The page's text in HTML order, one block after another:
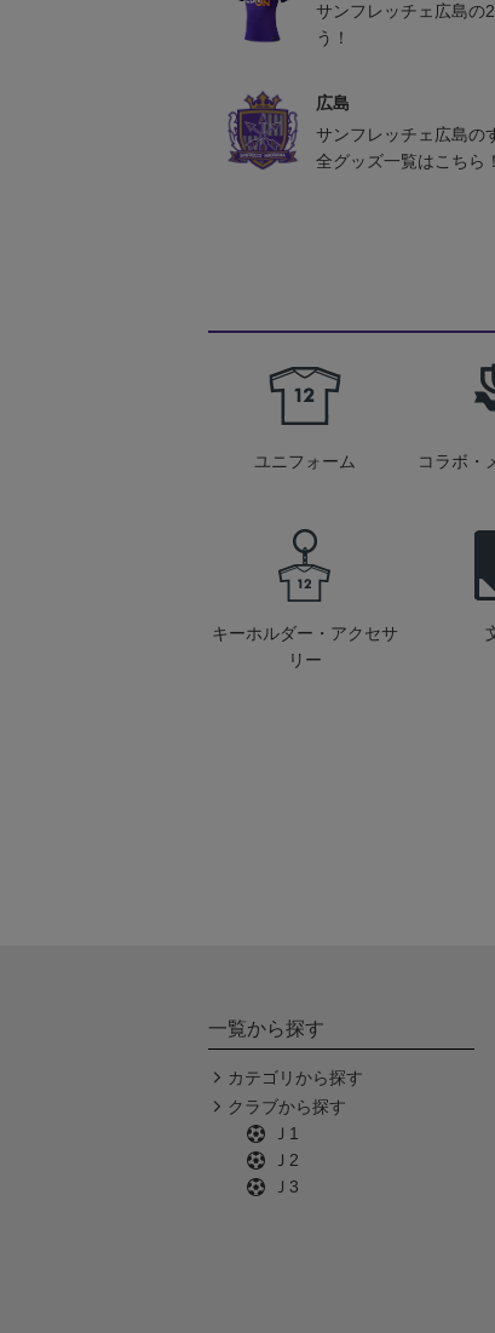
サンフレッチェ広島の
う！
広島
サンフレッチェ広島の
全グッズ一覧はこちら！
ユニフォーム
コラボ・
キーホルダー・アクセサ
リー
一覧から探す
カテゴリから探す
クラブから探す
Ｊ1
Ｊ2
Ｊ3